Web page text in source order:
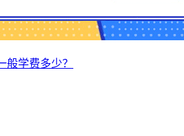
般学费多少？